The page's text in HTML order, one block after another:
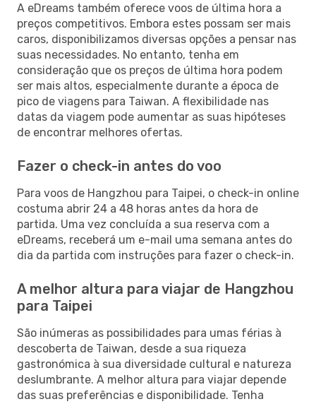
A eDreams também oferece voos de última hora a
preços competitivos. Embora estes possam ser mais
caros, disponibilizamos diversas opções a pensar nas
suas necessidades. No entanto, tenha em
consideração que os preços de última hora podem
ser mais altos, especialmente durante a época de
pico de viagens para Taiwan. A flexibilidade nas
datas da viagem pode aumentar as suas hipóteses
de encontrar melhores ofertas.
Fazer o check-in antes do voo
Para voos de Hangzhou para Taipei, o check-in online
costuma abrir 24 a 48 horas antes da hora de
partida. Uma vez concluída a sua reserva com a
eDreams, receberá um e-mail uma semana antes do
dia da partida com instruções para fazer o check-in.
A melhor altura para viajar de Hangzhou
para Taipei
São inúmeras as possibilidades para umas férias à
descoberta de Taiwan, desde a sua riqueza
gastronómica à sua diversidade cultural e natureza
deslumbrante. A melhor altura para viajar depende
das suas preferências e disponibilidade. Tenha